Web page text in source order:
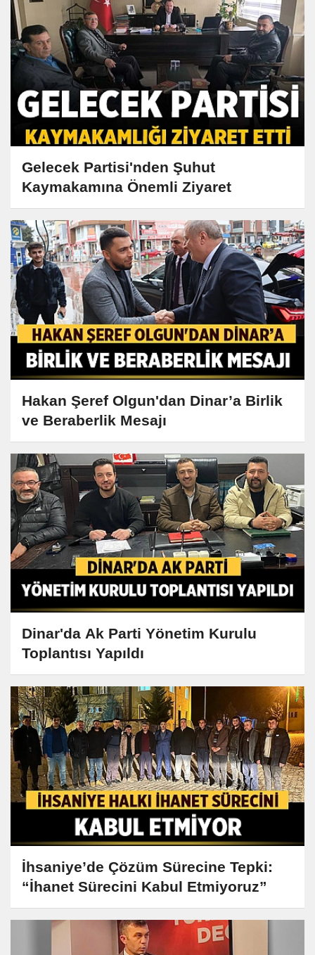
Gelecek Partisi'nden Şuhut
Kaymakamına Önemli Ziyaret
Hakan Şeref Olgun'dan Dinar’a Birlik
ve Beraberlik Mesajı
Dinar'da Ak Parti Yönetim Kurulu
Toplantısı Yapıldı
İhsaniye’de Çözüm Sürecine Tepki:
“İhanet Sürecini Kabul Etmiyoruz”